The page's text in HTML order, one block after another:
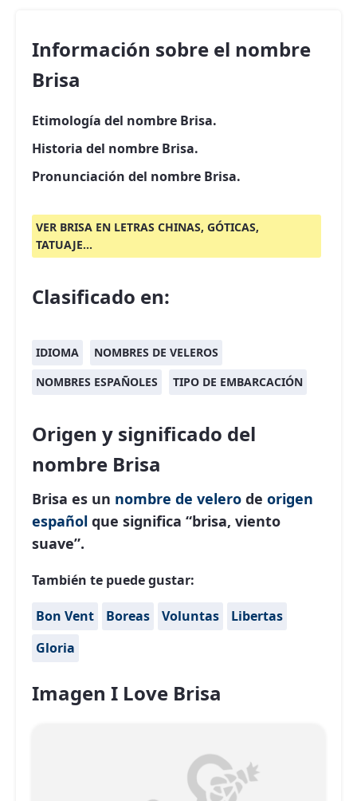
Información sobre el nombre
Brisa
Etimología del nombre Brisa.
Historia del nombre Brisa.
Pronunciación del nombre Brisa.
VER BRISA EN LETRAS CHINAS, GÓTICAS,
TATUAJE...
Clasificado en:
IDIOMA
NOMBRES DE VELEROS
NOMBRES ESPAÑOLES
TIPO DE EMBARCACIÓN
Origen y significado del
nombre Brisa
Brisa es un nombre de velero de origen
español que significa “brisa, viento
suave”.
También te puede gustar:
Bon Vent Boreas Voluntas
Libertas
Gloria
Imagen I Love Brisa